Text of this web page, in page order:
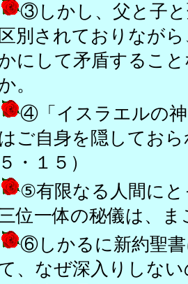
③しかし、父と子
区別されておりなが
にして矛盾するこ
。
④「イスラエルの
ご自身を隠してお
５・１５）
⑤有限なる人間に
位一体の秘儀は、
⑥しかるに新約聖
、なぜ深入りしな